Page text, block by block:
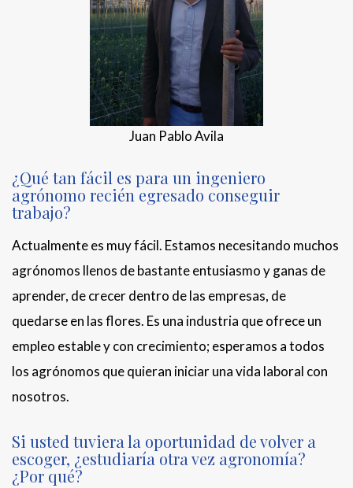
Juan Pablo Avila
¿Qué tan fácil es para un ingeniero
agrónomo recién egresado conseguir
trabajo?
Actualmente es muy fácil. Estamos necesitando muchos
agrónomos llenos de bastante entusiasmo y ganas de
aprender, de crecer dentro de las empresas, de
quedarse en las flores. Es una industria que ofrece un
empleo estable y con crecimiento; esperamos a todos
los agrónomos que quieran iniciar una vida laboral con
nosotros.
Si usted tuviera la oportunidad de volver a
escoger, ¿estudiaría otra vez agronomía?
¿Por qué?